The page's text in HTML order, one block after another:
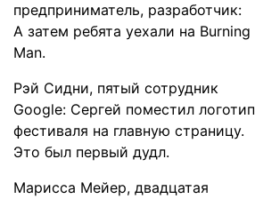
предприниматель, разработчик:
А затем ребята уехали на Burning
Man.
Рэй Сидни, пятый сотрудник
Google: Сергей поместил логотип
фестиваля на главную страницу.
Это был первый дудл.
Марисса Мейер, двадцатая